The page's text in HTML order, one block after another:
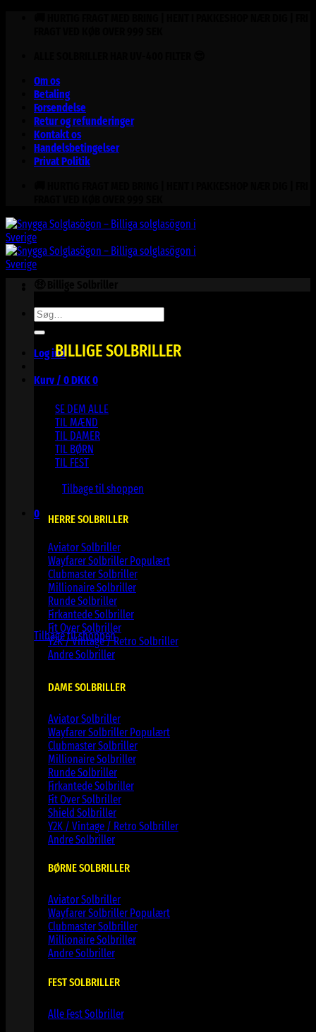
Om os
Betaling
Forsendelse
Retur og refunderinger
Kontakt os
Handelsbetingelser
Privat Politik
Søg
efter:
Log ind
Kurv / 0DKK0
Ingen varer i kurven.
Tilbage til shoppen
0
Kurv
Ingen varer i kurven.
Tilbage til shoppen
BILLIGE SOLBRILLER
SE DEM ALLE
TIL MÆND
TIL DAMER
TIL BØRN
TIL FEST
HERRE SOLBRILLER
Aviator Solbriller
Wayfarer Solbriller
Clubmaster Solbriller
Millionaire Solbriller
Runde Solbriller
Firkantede Solbriller
Fit Over Solbriller
Y2K / Vintage / Retro Solbriller
Andre Solbriller
DAME SOLBRILLER
Aviator Solbriller
Wayfarer Solbriller
Clubmaster Solbriller
Millionaire Solbriller
Runde Solbriller
Firkantede Solbriller
Fit Over Solbriller
Shield Solbriller
Y2K / Vintage / Retro Solbriller
Andre Solbriller
BØRNE SOLBRILLER
Aviator Solbriller
Wayfarer Solbriller
Clubmaster Solbriller
Millionaire Solbriller
Andre Solbriller
FEST SOLBRILLER
Alle Fest Solbriller